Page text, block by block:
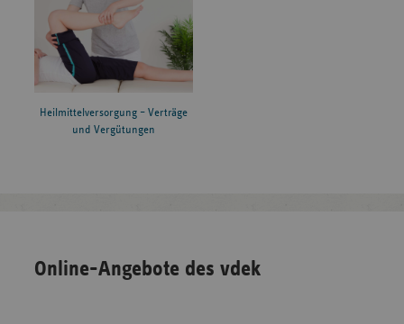
Heilmittelversorgung – Verträge
und Vergütungen
Online-Angebote des vdek